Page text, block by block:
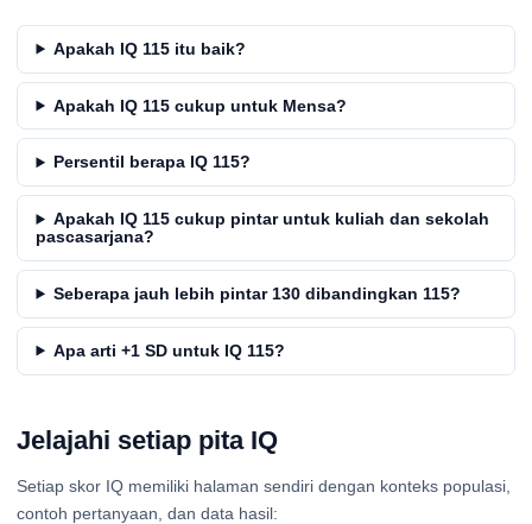
Apakah IQ 115 itu baik?
Apakah IQ 115 cukup untuk Mensa?
Persentil berapa IQ 115?
Apakah IQ 115 cukup pintar untuk kuliah dan sekolah
pascasarjana?
Seberapa jauh lebih pintar 130 dibandingkan 115?
Apa arti +1 SD untuk IQ 115?
Jelajahi setiap pita IQ
Setiap skor IQ memiliki halaman sendiri dengan konteks populasi,
contoh pertanyaan, dan data hasil: